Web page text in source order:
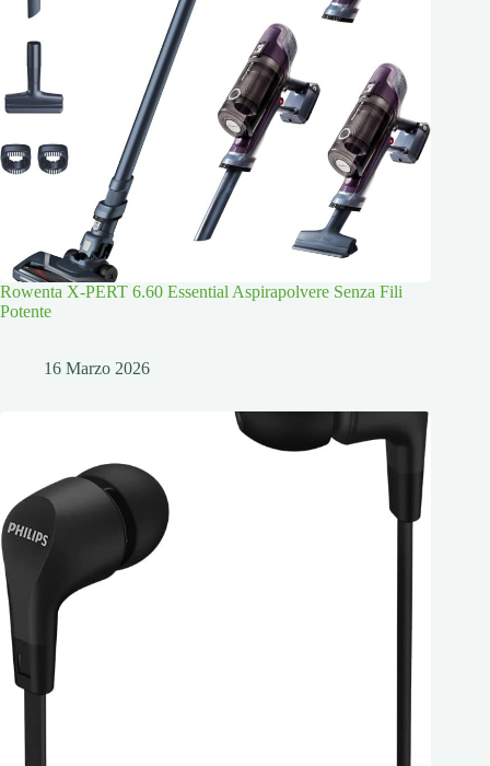
Rowenta X-PERT 6.60 Essential Aspirapolvere Senza Fili
Potente
16 Marzo 2026